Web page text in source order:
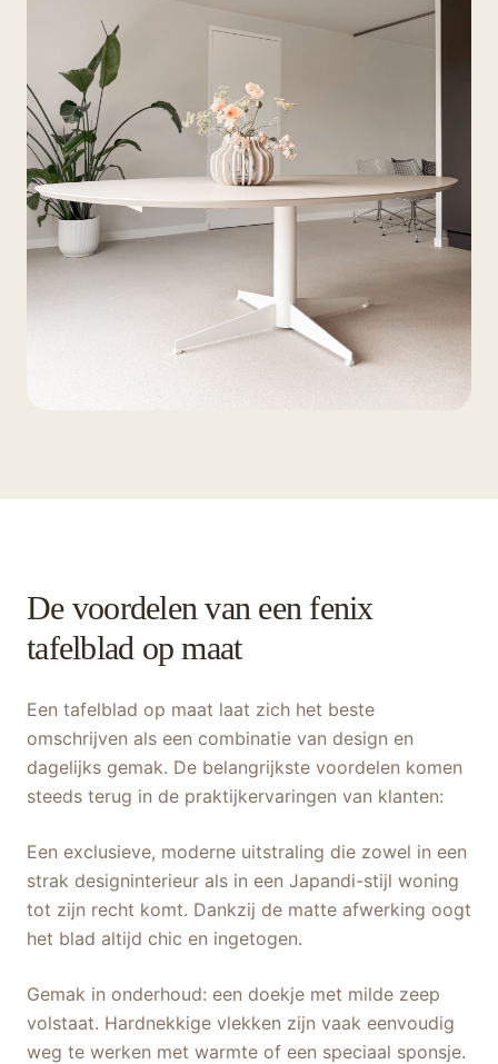
De voordelen van een fenix
tafelblad op maat
Een tafelblad op maat laat zich het beste
omschrijven als een combinatie van design en
dagelijks gemak. De belangrijkste voordelen komen
steeds terug in de praktijkervaringen van klanten:
Een exclusieve, moderne uitstraling die zowel in een
strak designinterieur als in een Japandi-stijl woning
tot zijn recht komt. Dankzij de matte afwerking oogt
het blad altijd chic en ingetogen.
Gemak in onderhoud: een doekje met milde zeep
volstaat. Hardnekkige vlekken zijn vaak eenvoudig
weg te werken met warmte of een speciaal sponsje.